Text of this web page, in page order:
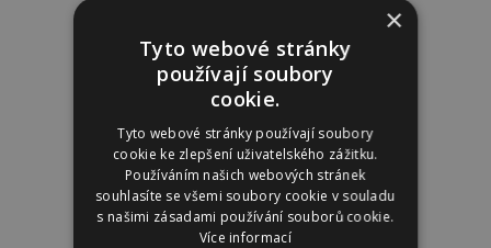
×
Tyto webové stránky
používají soubory
cookie.
Tyto webové stránky používají soubory
cookie ke zlepšení uživatelského zážitku.
Používáním našich webových stránek
souhlasíte se všemi soubory cookie v souladu
s našimi zásadami používání souborů cookie.
Více informací